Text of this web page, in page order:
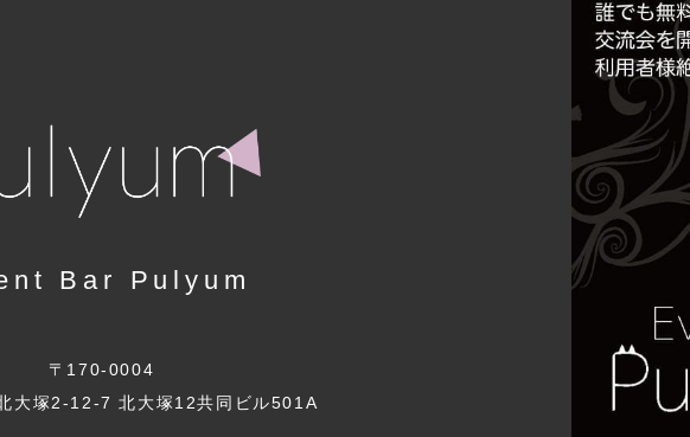
Bar Pulyum
〒170-0004
大塚2-12-7 北大塚12共同ビル501A